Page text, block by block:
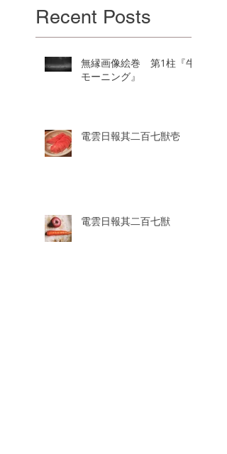
Recent Posts
無縁画像絵巻 第1柱『牛
モーニング』
電雲日報其二百七獣壱
電雲日報其二百七獣